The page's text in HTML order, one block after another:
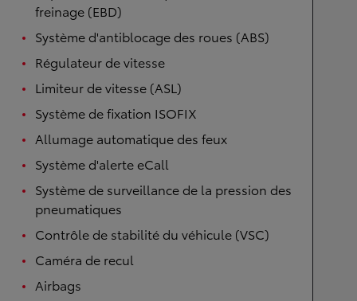
freinage (EBD)
Système d'antiblocage des roues (ABS)
Régulateur de vitesse
Limiteur de vitesse (ASL)
Système de fixation ISOFIX
Allumage automatique des feux
Système d'alerte eCall
Système de surveillance de la pression des
pneumatiques
Contrôle de stabilité du véhicule (VSC)
Caméra de recul
Airbags